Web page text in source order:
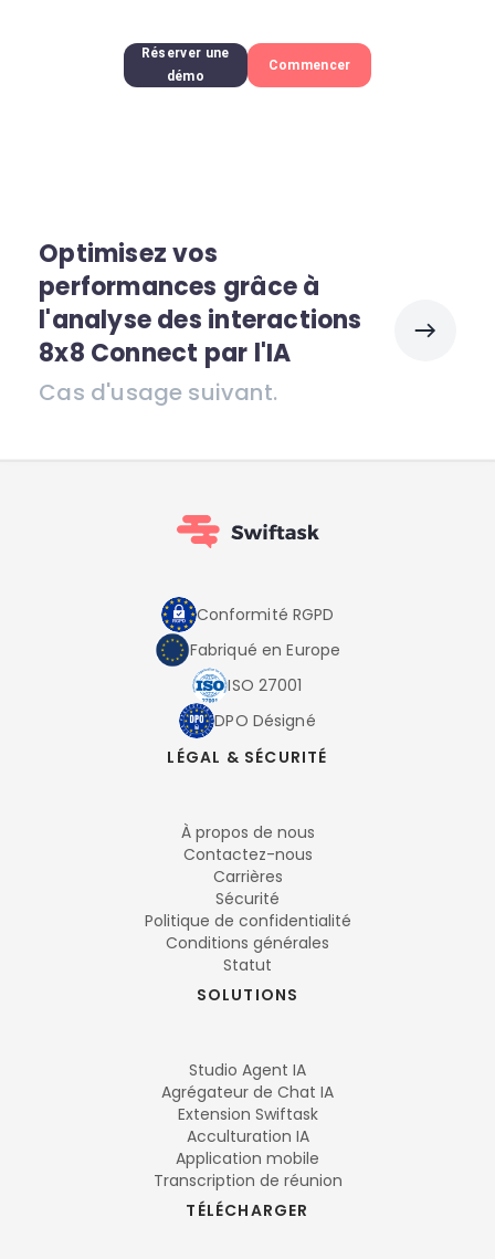
Réserver une
démo
Commencer
Optimisez vos
performances grâce à
l'analyse des interactions
8x8 Connect par l'IA
Cas d'usage suivant.
Conformité RGPD
Fabriqué en Europe
ISO 27001
DPO Désigné
LÉGAL & SÉCURITÉ
À propos de nous
Contactez-nous
Carrières
Sécurité
Politique de confidentialité
Conditions générales
Statut
SOLUTIONS
Studio Agent IA
Agrégateur de Chat IA
Extension Swiftask
Acculturation IA
Application mobile
Transcription de réunion
TÉLÉCHARGER